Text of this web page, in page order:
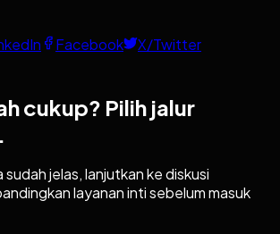
Facebook X/Twitter
cukup? Pilih jalur
jelas, lanjutkan ke diskusi
layanan inti sebelum masuk